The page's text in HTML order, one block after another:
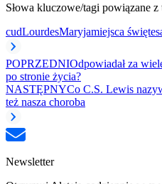
Słowa kluczowe/tagi powiązane z
cudLourdesMaryjamiejsca święte
POPRZEDNIOdpowiadał za
po stronie życia?
NASTĘPNYCo C.S. Lewis
też nasza choroba
Newsletter